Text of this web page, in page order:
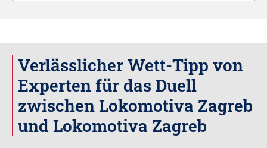
Verlässlicher Wett-Tipp von
Experten für das Duell
zwischen Lokomotiva Zagreb
und Lokomotiva Zagreb